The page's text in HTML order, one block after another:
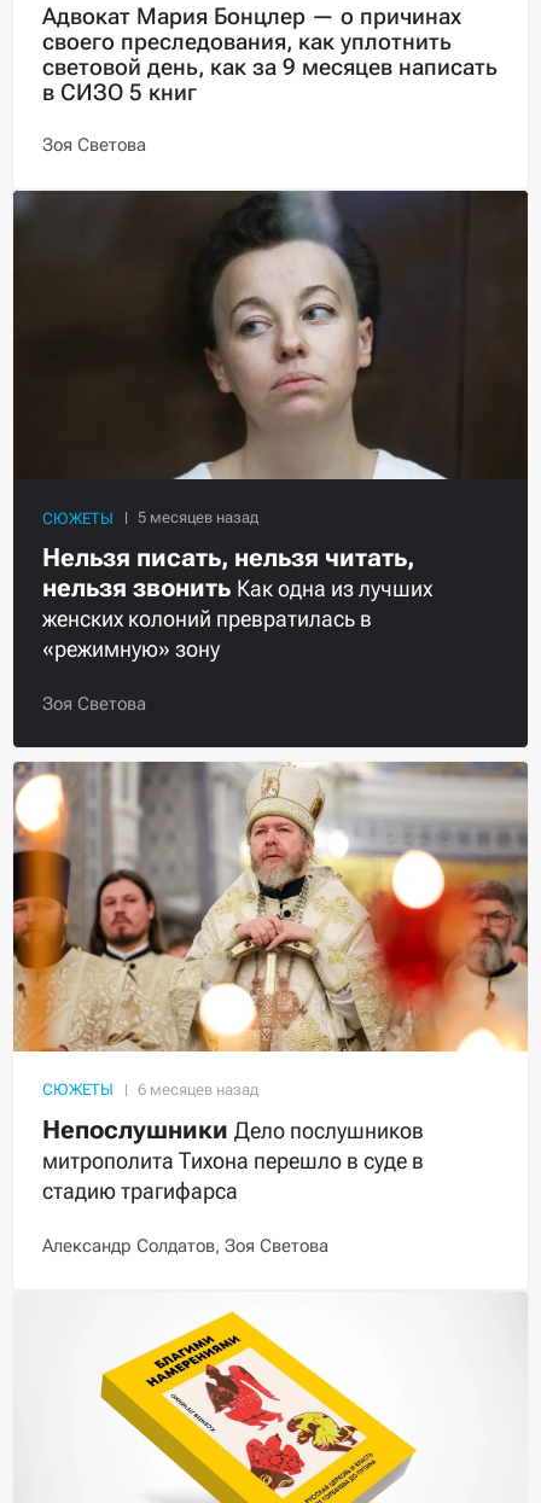
Адвокат Мария Бонцлер — о причинах
своего преследования, как уплотнить
световой день, как за 9 месяцев написать
в СИЗО 5 книг
Зоя Светова
СЮЖЕТЫ
Нельзя писать, нельзя читать,
нельзя звонить Как одна из лучших
женских колоний превратилась в
«режимную» зону
Зоя Светова
СЮЖЕТЫ
Непослушники Дело послушников
митрополита Тихона перешло в суде в
стадию трагифарса
Александр Солдатов, Зоя Светова